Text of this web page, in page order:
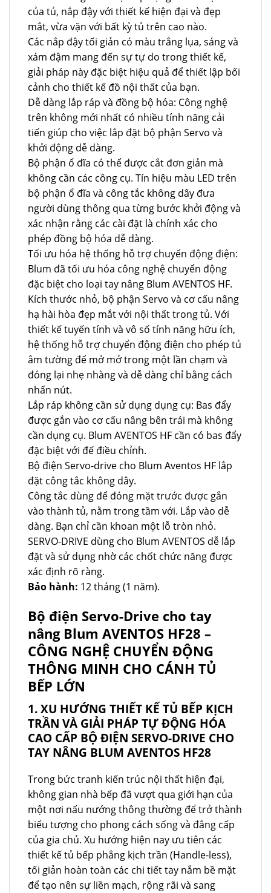
của tủ, nắp đậy với thiết kế hiện đại và đẹp
mắt, vừa vặn với bất kỳ tủ trên cao nào.
Các nắp đậy tối giản có màu trắng lụa, sáng và
xám đậm mang đến sự tự do trong thiết kế,
giải pháp này đặc biệt hiệu quả để thiết lập bối
cảnh cho thiết kế đồ nội thất của bạn.
Dễ dàng lắp ráp và đồng bộ hóa: Công nghệ
trên không mới nhất có nhiều tính năng cải
tiến giúp cho việc lắp đặt bộ phận Servo và
khởi động dễ dàng.
Bộ phận ổ đĩa có thể được cắt đơn giản mà
không cần các công cụ. Tín hiệu màu LED trên
bộ phận ổ đĩa và công tắc không dây đưa
người dùng thông qua từng bước khởi động và
xác nhận rằng các cài đặt là chính xác cho
phép đồng bộ hóa dễ dàng.
Tối ưu hóa hệ thống hỗ trợ chuyển động điện:
Blum đã tối ưu hóa công nghệ chuyển động
đặc biệt cho loại tay nâng Blum AVENTOS HF.
Kích thước nhỏ, bộ phận Servo và cơ cấu nâng
hạ hài hòa đẹp mắt với nội thất trong tủ. Với
thiết kế tuyến tính và vô số tính năng hữu ích,
hệ thống hỗ trợ chuyển động điện cho phép tủ
âm tường để mở mở trong một lần chạm và
đóng lại nhẹ nhàng và dễ dàng chỉ bằng cách
nhấn nút.
Lắp ráp không cần sử dụng dụng cụ: Bas đẩy
được gắn vào cơ cấu nâng bên trái mà không
cần dụng cụ. Blum AVENTOS HF cần có bas đẩy
đặc biệt với đế điều chỉnh.
Bộ điện Servo-drive cho Blum Aventos HF lắp
đặt công tắc không dây.
Công tắc dùng để đóng mặt trước được gắn
vào thành tủ, nằm trong tầm với. Lắp vào dễ
dàng. Bạn chỉ cần khoan một lỗ tròn nhỏ.
SERVO-DRIVE dùng cho Blum AVENTOS dễ lắp
đặt và sử dụng nhờ các chốt chức năng được
xác định rõ ràng.
Bảo hành: 12 tháng (1 năm).
Bộ điện Servo-Drive cho tay
nâng Blum AVENTOS HF28 –
CÔNG NGHỆ CHUYỂN ĐỘNG
THÔNG MINH CHO CÁNH TỦ
BẾP LỚN
1. XU HƯỚNG THIẾT KẾ TỦ BẾP KỊCH
TRẦN VÀ GIẢI PHÁP TỰ ĐỘNG HÓA
CAO CẤP BỘ ĐIỆN SERVO-DRIVE CHO
TAY NÂNG BLUM AVENTOS HF28
Trong bức tranh kiến trúc nội thất hiện đại,
không gian nhà bếp đã vượt qua giới hạn của
một nơi nấu nướng thông thường để trở thành
biểu tượng cho phong cách sống và đẳng cấp
của gia chủ. Xu hướng hiện nay ưu tiên các
thiết kế tủ bếp phẳng kịch trần (Handle-less),
tối giản hoàn toàn các chi tiết tay nắm bề mặt
để tạo nên sự liền mạch, rộng rãi và sang